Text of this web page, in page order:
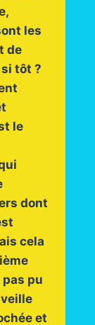
les
de
tôt ?
le
dont
cela
pas pu
et